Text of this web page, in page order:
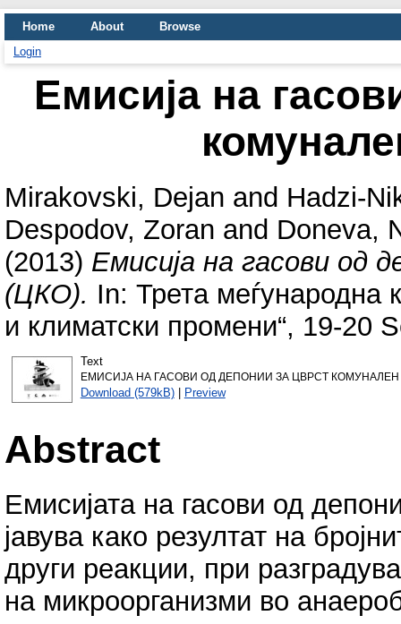
Home About
Browse
Login
Емисија на
Mirakovski, Dejan and Hadzi-
Despodov, Zoran and Doneva,
(2013) Емисија на гасови од
(ЦКО). In: Трета меѓународна
и климатски промени“, 19-20
Text
ЕМИСИЈА НА ГАСОВИ ОД ДЕПОНИИ ЗА ЦВРСТ КОМУНАЛЕН
Download (579kB)| Preview
Abstract
Емисијата на гасови од
јавува како резултат на
други реакции, при
на микроорганизми во